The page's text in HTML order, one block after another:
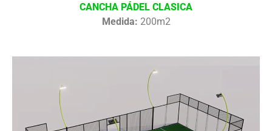
CANCHA PÁDEL CLASICA
Medida: 200m2